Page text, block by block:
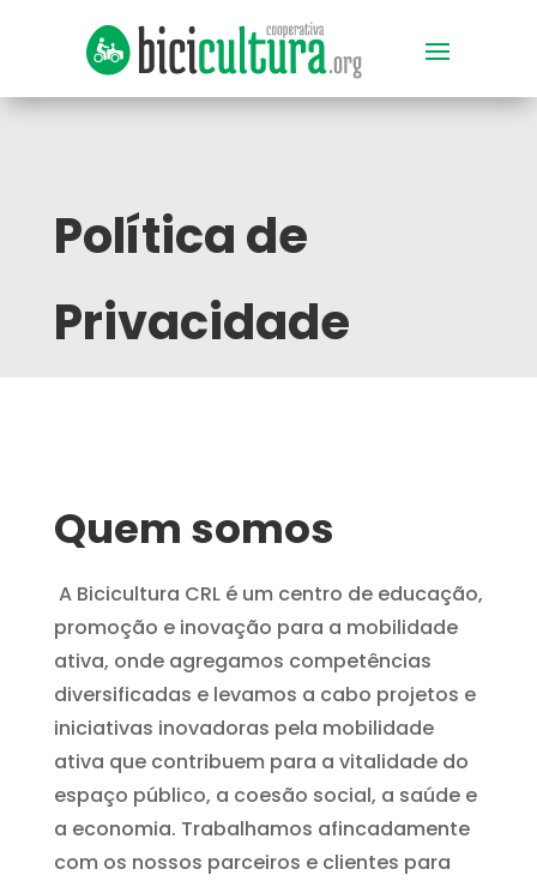
Política de
Privacidade
Quem somos
A Bicicultura CRL é um centro de educação,
promoção e inovação para a mobilidade
ativa, onde agregamos competências
diversificadas e levamos a cabo projetos e
iniciativas inovadoras pela mobilidade
ativa que contribuem para a vitalidade do
espaço público, a coesão social, a saúde e
a economia. Trabalhamos afincadamente
com os nossos parceiros e clientes para